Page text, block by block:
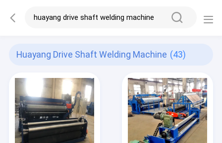
Huayang Drive Shaft Welding Machine (43)